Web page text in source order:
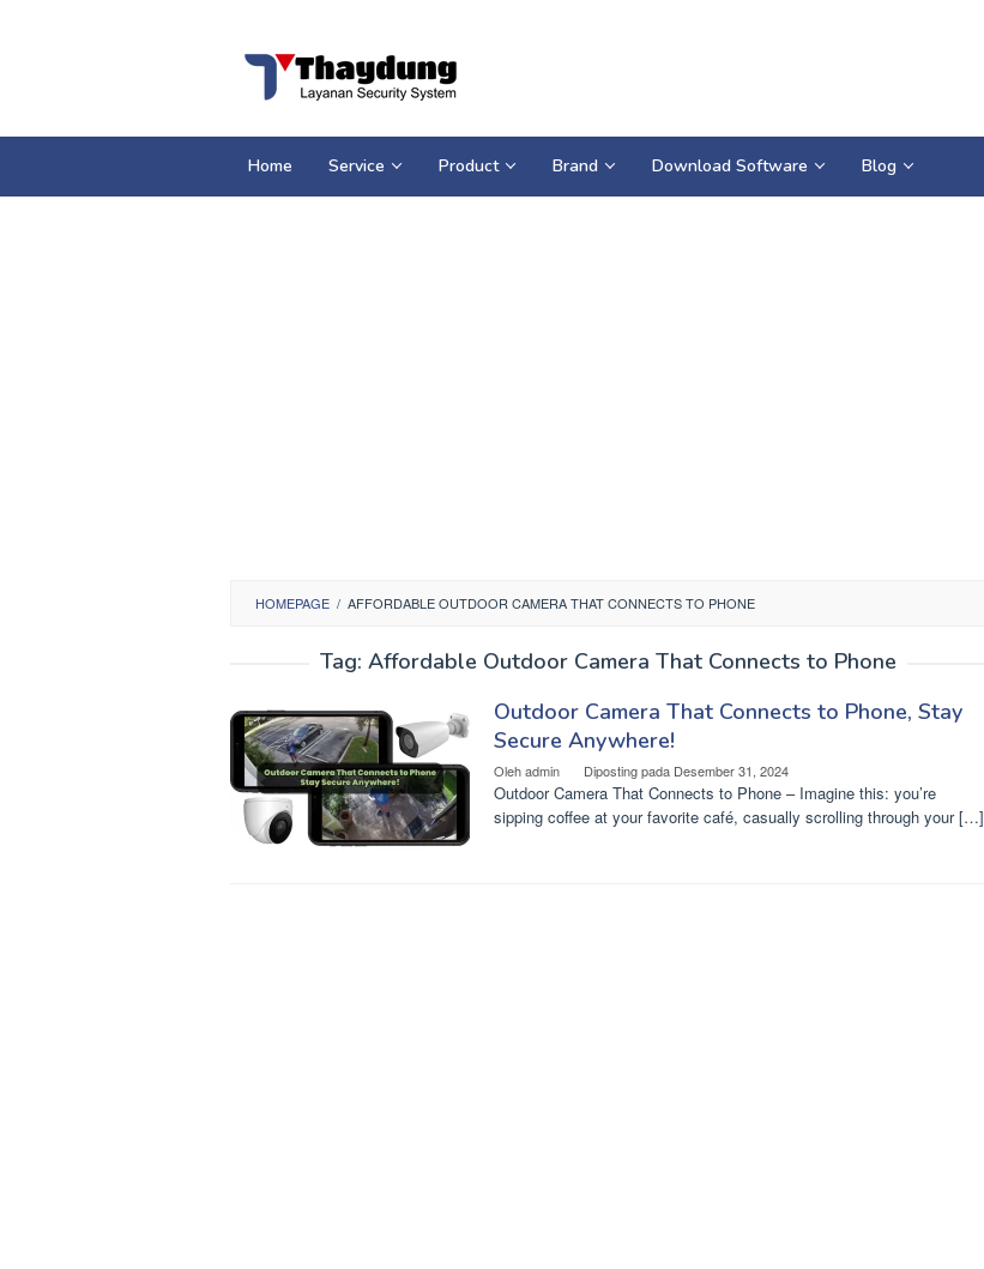
Home Service Product Brand Download Software Blog
HOMEPAGE / AFFORDABLE OUTDOOR CAMERA THAT CONNECTS TO PHONE
Tag: Affordable Outdoor Camera That Connects to Phone
Outdoor Camera That Connects to Phone, Stay
Secure Anywhere!
Olehadmin Diposting pada Desember 31, 2024
Outdoor Camera That Connects to Phone – Imagine this: you’re
sipping coffee at your favorite café, casually scrolling through your […]